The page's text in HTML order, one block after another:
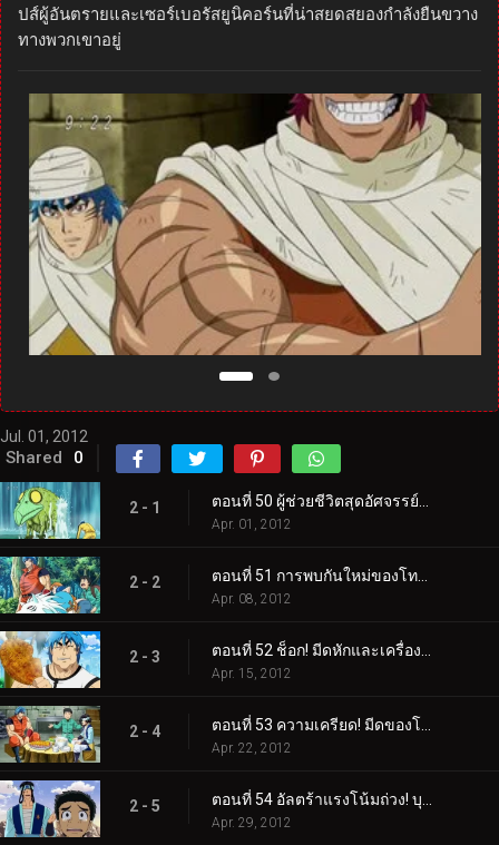
ปส์ผู้อันตรายและเซอร์เบอรัสยูนิคอร์นที่น่าสยดสยองกำลังยืนขวาง
ทางพวกเขาอยู่
Jul. 01, 2012
Shared 0
2 - 1
Apr. 01, 2012
2 - 2
Apr. 08, 2012
2 - 3
Apr. 15, 2012
2 - 4
Apr. 22, 2012
2 - 5
Apr. 29, 2012